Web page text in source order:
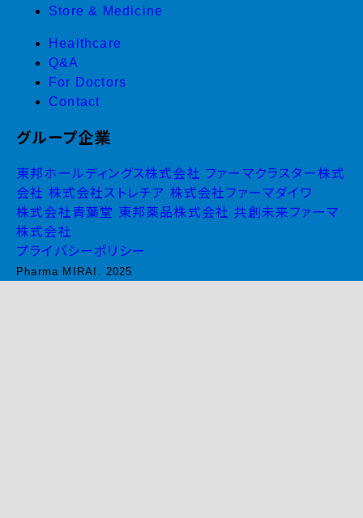
Store & Medicine
Healthcare
Q&A
For Doctors
Contact
グループ企業
東邦ホールディングス株式会社 ファーマクラスター株式
会社 株式会社ストレチア 株式会社ファーマダイワ
株式会社青葉堂 東邦薬品株式会社 共創未来ファーマ
株式会社
プライバシーポリシー
Pharma MIRAI. 2025